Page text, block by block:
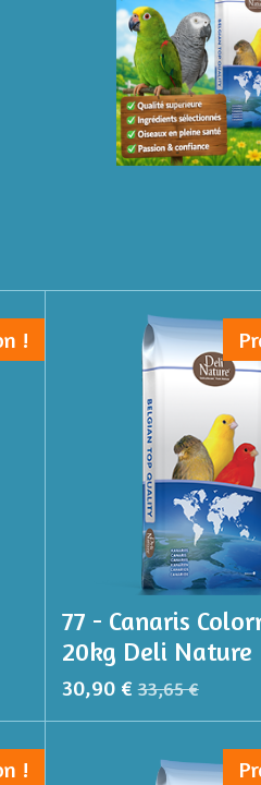
!
77 - Canaris
20kg Deli Nature
30,90 € 33,65 €
!